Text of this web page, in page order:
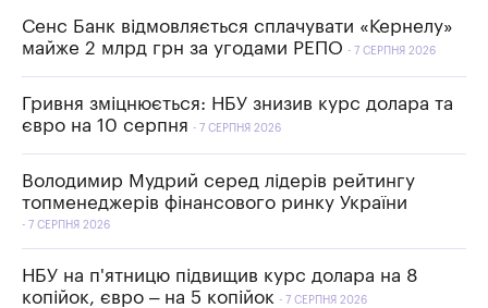
Сенс Банк відмовляється сплачувати «Кернелу»
майже 2 млрд грн за угодами РЕПО
7 СЕРПНЯ 2026
Гривня зміцнюється: НБУ знизив курс долара та
євро на 10 серпня
7 СЕРПНЯ 2026
Володимир Мудрий серед лідерів рейтингу
топменеджерів фінансового ринку України
7 СЕРПНЯ 2026
НБУ на п'ятницю підвищив курс долара на 8
копійок, євро – на 5 копійок
7 СЕРПНЯ 2026